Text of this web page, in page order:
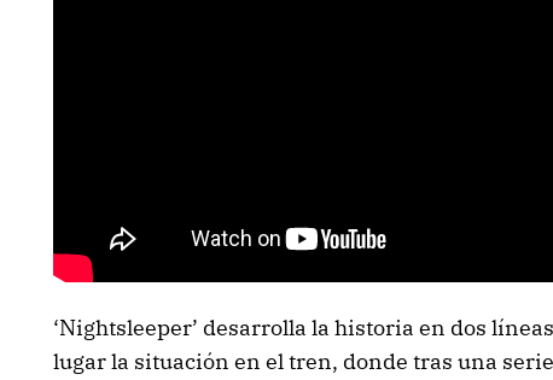
‘Nightsleeper’ desarrolla la historia en dos
lugar la situación en el tren, donde tras una